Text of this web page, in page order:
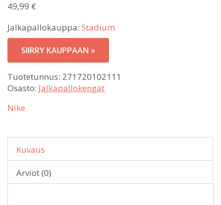
49,99 €
Jalkapallokauppa: Stadium
SIIRRY KAUPPAAN »
Tuotetunnus: 271720102111
Osasto: Jalkapallokengät
Nike
Kuvaus
Arviot (0)